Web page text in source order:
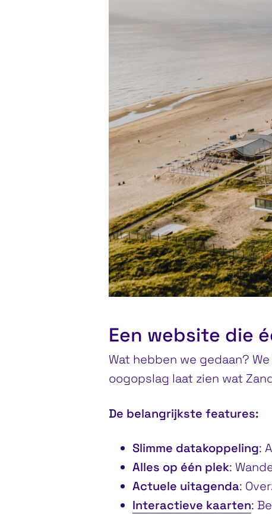
Een website die
Wat hebben we gedaan?
oogopslag laat zien wat
De belangrijkste features:
Slimme datakoppeling:
Alles op één plek:
Actuele uitagenda:
Interactieve kaarten: